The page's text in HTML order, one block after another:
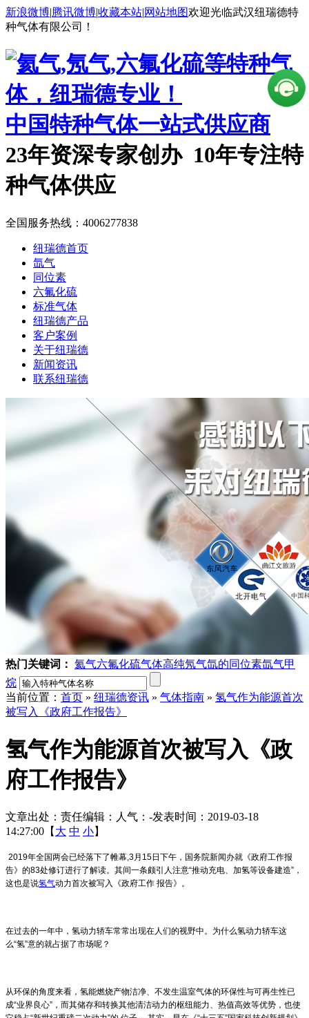
新浪微博|腾讯微博|收藏本站|网站地图欢迎光临武汉纽瑞德特
种气体有限公司！
中国特种气体一站式供应商
23年资深专家创办 10年专注特
种气体供应
全国服务热线： 4006277838
纽瑞德首页
氙气
同位素
六氟化硫
标准气体
纽瑞德产品
客户案例
关于纽瑞德
新闻资讯
联系纽瑞德
热门关键词： 氦气六氟化硫气体高纯氖气氙的同位素氙气甲
烷
当前位置： 首页 » 纽瑞德资讯 » 气体指南 » 氢气作为能源首次
被写入《政府工作报告》
氢气作为能源首次被写入《政
府工作报告》
文章出处： 责任编辑： 人气： -发表时间：2019-03-18
14:27:00【 大 中 小】
2019年全国两会已经落下了帷幕,3月15日下午，国务院新闻办就《政府工作报
告》的83处修订进行了解读。 其间一条颇引人注意“推动充电、加氢等设备建造”，
这也是说氢气动力首次被写入《政府工作 报告》。
在过去的一年中，氢动力轿车常常出现在人们的视野中。为什么氢动力轿车这
么“氢”意的就占据了市场呢？
从环保的角度来看，氢能燃烧产物洁净、不发生温室气体的环保性与可再生性已
成“业界良心”，而其储存和转换其他清洁动力的枢纽能力、热值高效等优势， 也使